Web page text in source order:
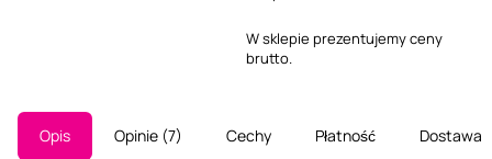
W sklepie prezentujemy ceny
brutto.
Opis Opinie 7 Cechy Płatność Dostawa